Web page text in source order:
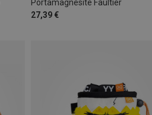
Portamagnesite Faultier
27,39 €